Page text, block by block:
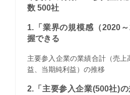
数 500社
1.「業界の規模感（2020
握できる
主要参入企業の業績合計（売上
益、当期純利益）の推移
2.「主要参入企業(500社)